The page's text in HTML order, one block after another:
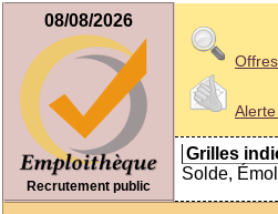
08/08/2026
Recrutement public
Alerte
Grilles
Solde,